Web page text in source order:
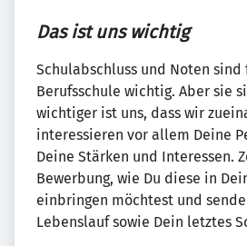
Das ist uns wichtig
Schulabschluss und Noten sind
Berufsschule wichtig. Aber sie
wichtiger ist uns, dass wir
interessieren vor allem Deine
Deine Stärken und Interessen.
Bewerbung, wie Du diese in
einbringen möchtest und
Lebenslauf sowie Dein letztes